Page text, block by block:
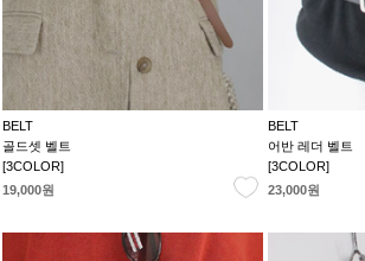
BELT
골드셋 벨트
[3COLOR]
19,000원
BELT
어반 레더 벨트
[3COLOR]
23,000원